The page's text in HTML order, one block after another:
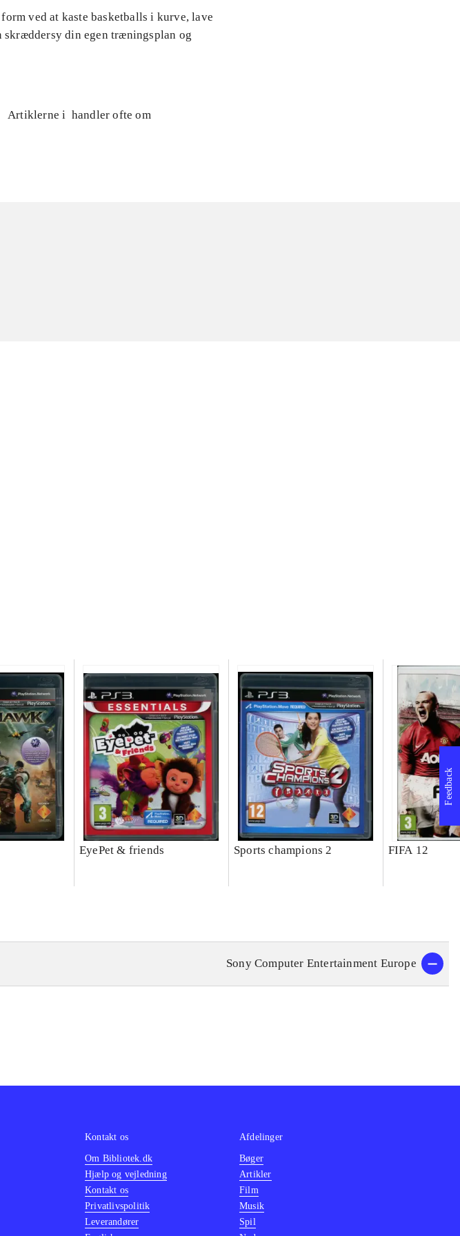
ved at kaste basketballs i kurve, lave
din egen træningsplan og
Artiklerne i handler ofte om
EyePet & friends Sports champions 2 FIFA 12
Sony Computer Entertainment Europe
Feedback
Kontakt os
Om Bibliotek.dk
Hjælp og vejledning
Kontakt os
Privatlivspolitik
Leverandører
Afdelinger
Bøger
Artikler
Film
Musik
Spil